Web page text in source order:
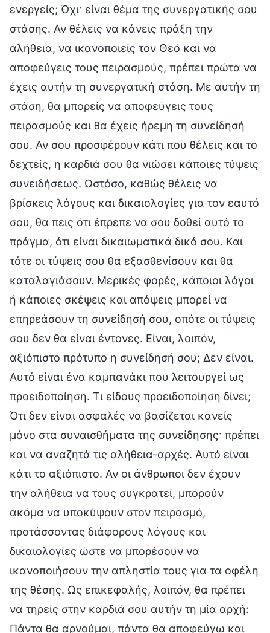
ενεργείς; Όχι· είναι θέμα της συνεργατικής σου
στάσης. Αν θέλεις να κάνεις πράξη την
αλήθεια, να ικανοποιείς τον Θεό και να
αποφεύγεις τους πειρασμούς, πρέπει πρώτα να
έχεις αυτήν τη συνεργατική στάση. Με αυτήν τη
στάση, θα μπορείς να αποφεύγεις τους
πειρασμούς και θα έχεις ήρεμη τη συνείδησή
σου. Αν σου προσφέρουν κάτι που θέλεις και το
δεχτείς, η καρδιά σου θα νιώσει κάποιες τύψεις
συνειδήσεως. Ωστόσο, καθώς θέλεις να
βρίσκεις λόγους και δικαιολογίες για τον εαυτό
σου, θα πεις ότι έπρεπε να σου δοθεί αυτό το
πράγμα, ότι είναι δικαιωματικά δικό σου. Και
τότε οι τύψεις σου θα εξασθενίσουν και θα
καταλαγιάσουν. Μερικές φορές, κάποιοι λόγοι
ή κάποιες σκέψεις και απόψεις μπορεί να
επηρεάσουν τη συνείδησή σου, οπότε οι τύψεις
σου δεν θα είναι έντονες. Είναι, λοιπόν,
αξιόπιστο πρότυπο η συνείδησή σου; Δεν είναι.
Αυτό είναι ένα καμπανάκι που λειτουργεί ως
προειδοποίηση. Τι είδους προειδοποίηση δίνει;
Ότι δεν είναι ασφαλές να βασίζεται κανείς
μόνο στα συναισθήματα της συνείδησης· πρέπει
και να αναζητά τις αλήθεια-αρχές. Αυτό είναι
κάτι το αξιόπιστο. Αν οι άνθρωποι δεν έχουν
την αλήθεια να τους συγκρατεί, μπορούν
ακόμα να υποκύψουν στον πειρασμό,
προτάσσοντας διάφορους λόγους και
δικαιολογίες ώστε να μπορέσουν να
ικανοποιήσουν την απληστία τους για τα οφέλη
της θέσης. Ως επικεφαλής, λοιπόν, θα πρέπει
να τηρείς στην καρδιά σου αυτήν τη μία αρχή:
Πάντα θα αρνούμαι, πάντα θα αποφεύγω και